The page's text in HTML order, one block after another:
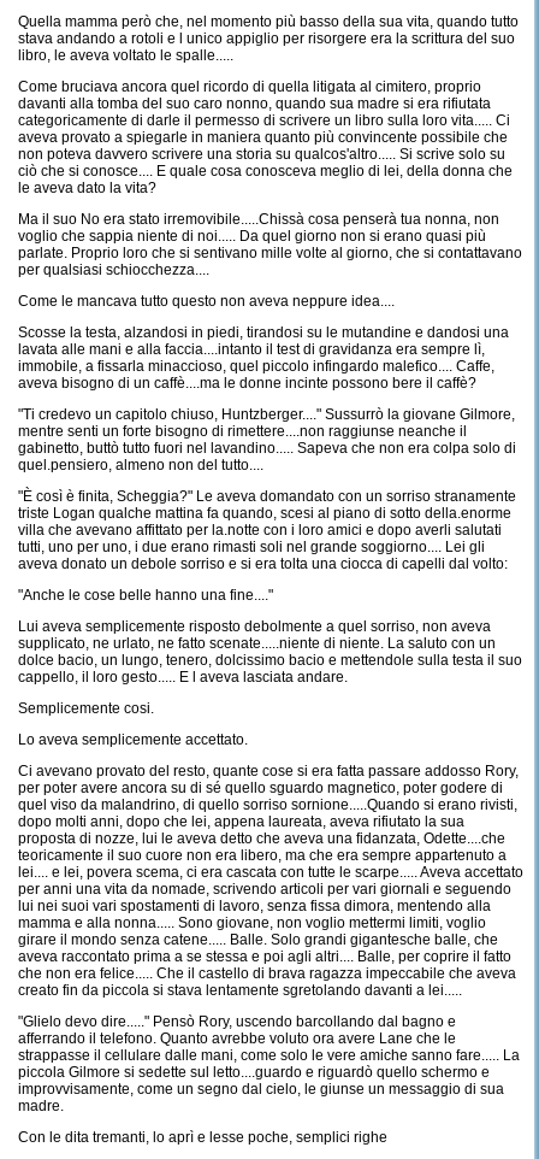
Quella mamma però che, nel momento più basso della sua vita, quando tutto
stava andando a rotoli e l unico appiglio per risorgere era la scrittura del suo
libro, le aveva voltato le spalle.....
Come bruciava ancora quel ricordo di quella litigata al cimitero, proprio
davanti alla tomba del suo caro nonno, quando sua madre si era rifiutata
categoricamente di darle il permesso di scrivere un libro sulla loro vita..... Ci
aveva provato a spiegarle in maniera quanto più convincente possibile che
non poteva davvero scrivere una storia su qualcos'altro..... Si scrive solo su
ciò che si conosce.... E quale cosa conosceva meglio di lei, della donna che
le aveva dato la vita?
Ma il suo No era stato irremovibile.....Chissà cosa penserà tua nonna, non
voglio che sappia niente di noi..... Da quel giorno non si erano quasi più
parlate. Proprio loro che si sentivano mille volte al giorno, che si contattavano
per qualsiasi schiocchezza....
Come le mancava tutto questo non aveva neppure idea....
Scosse la testa, alzandosi in piedi, tirandosi su le mutandine e dandosi una
lavata alle mani e alla faccia....intanto il test di gravidanza era sempre lì,
immobile, a fissarla minaccioso, quel piccolo infingardo malefico.... Caffe,
aveva bisogno di un caffè....ma le donne incinte possono bere il caffè?
"Ti credevo un capitolo chiuso, Huntzberger...." Sussurrò la giovane Gilmore,
mentre senti un forte bisogno di rimettere....non raggiunse neanche il
gabinetto, buttò tutto fuori nel lavandino..... Sapeva che non era colpa solo di
quel.pensiero, almeno non del tutto....
"È così è finita, Scheggia?" Le aveva domandato con un sorriso stranamente
triste Logan qualche mattina fa quando, scesi al piano di sotto della.enorme
villa che avevano affittato per la.notte con i loro amici e dopo averli salutati
tutti, uno per uno, i due erano rimasti soli nel grande soggiorno.... Lei gli
aveva donato un debole sorriso e si era tolta una ciocca di capelli dal volto:
"Anche le cose belle hanno una fine...."
Lui aveva semplicemente risposto debolmente a quel sorriso, non aveva
supplicato, ne urlato, ne fatto scenate.....niente di niente. La saluto con un
dolce bacio, un lungo, tenero, dolcissimo bacio e mettendole sulla testa il suo
cappello, il loro gesto..... E l aveva lasciata andare.
Semplicemente cosi.
Lo aveva semplicemente accettato.
Ci avevano provato del resto, quante cose si era fatta passare addosso Rory,
per poter avere ancora su di sé quello sguardo magnetico, poter godere di
quel viso da malandrino, di quello sorriso sornione.....Quando si erano rivisti,
dopo molti anni, dopo che lei, appena laureata, aveva rifiutato la sua
proposta di nozze, lui le aveva detto che aveva una fidanzata, Odette....che
teoricamente il suo cuore non era libero, ma che era sempre appartenuto a
lei.... e lei, povera scema, ci era cascata con tutte le scarpe..... Aveva accettato
per anni una vita da nomade, scrivendo articoli per vari giornali e seguendo
lui nei suoi vari spostamenti di lavoro, senza fissa dimora, mentendo alla
mamma e alla nonna..... Sono giovane, non voglio mettermi limiti, voglio
girare il mondo senza catene..... Balle. Solo grandi gigantesche balle, che
aveva raccontato prima a se stessa e poi agli altri.... Balle, per coprire il fatto
che non era felice..... Che il castello di brava ragazza impeccabile che aveva
creato fin da piccola si stava lentamente sgretolando davanti a lei.....
"Glielo devo dire....." Pensò Rory, uscendo barcollando dal bagno e
afferrando il telefono. Quanto avrebbe voluto ora avere Lane che le
strappasse il cellulare dalle mani, come solo le vere amiche sanno fare..... La
piccola Gilmore si sedette sul letto....guardo e riguardò quello schermo e
improvvisamente, come un segno dal cielo, le giunse un messaggio di sua
madre.
Con le dita tremanti, lo aprì e lesse poche, semplici righe